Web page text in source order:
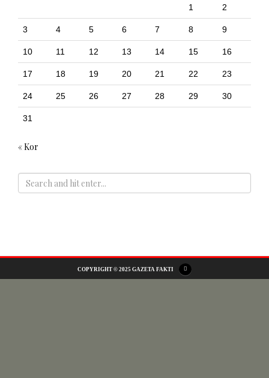
1 2
3 4 5 6 7 8 9
10 11 12 13 14 15 16
17 18 19 20 21 22 23
24 25 26 27 28 29 30
31
« Kor
COPYRIGHT © 2025 GAZETA FAKTI